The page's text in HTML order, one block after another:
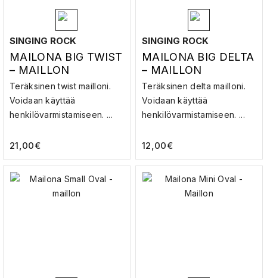
SINGING ROCK
MAILONA BIG TWIST
– MAILLON
Teräksinen twist mailloni.
Voidaan käyttää
henkilövarmistamiseen. ...
21,00€
SINGING ROCK
MAILONA BIG DELTA
– MAILLON
Teräksinen delta mailloni.
Voidaan käyttää
henkilövarmistamiseen. ...
12,00€